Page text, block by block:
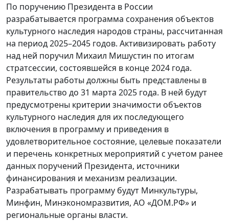
По поручению Президента в России
разрабатывается программа сохранения объектов
культурного наследия народов страны, рассчитанная
на период 2025–2045 годов. Активизировать работу
над ней поручил Михаил Мишустин по итогам
стратсессии, состоявшейся в конце 2024 года.
Результаты работы должны быть представлены в
правительство до 31 марта 2025 года. В ней будут
предусмотрены критерии значимости объектов
культурного наследия для их последующего
включения в программу и приведения в
удовлетворительное состояние, целевые показатели
и перечень конкретных мероприятий с учетом ранее
данных поручений Президента, источники
финансирования и механизм реализации.
Разрабатывать программу будут Минкультуры,
Минфин, Минэкономразвития, АО «ДОМ.РФ» и
региональные органы власти.